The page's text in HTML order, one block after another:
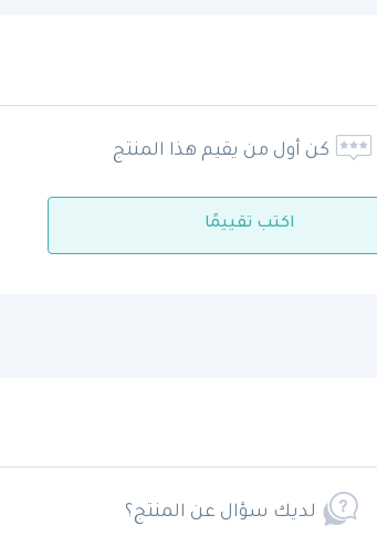
كن أول من يقيم هذا المنتج
اكتب تقييمًا
لديك سؤال عن المنتج؟